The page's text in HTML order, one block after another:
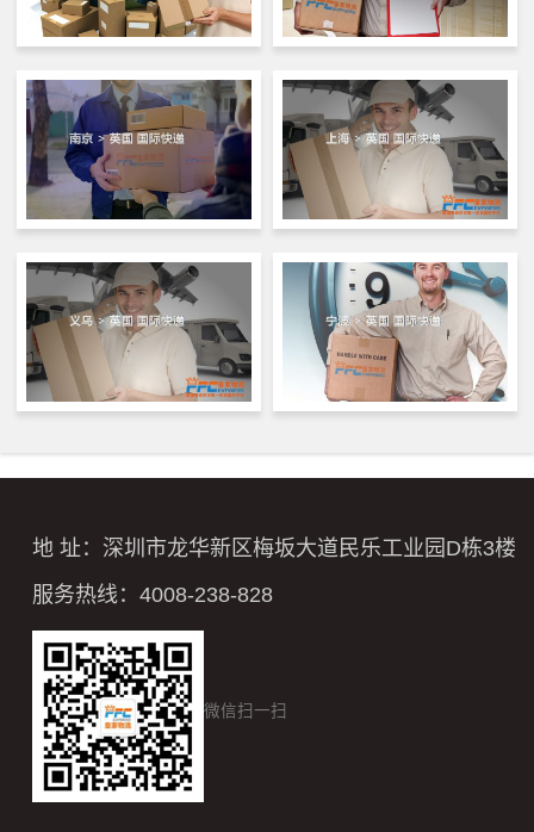
地 址：深圳市龙华新区梅坂大道民乐工业园D栋3楼
服务热线：4008-238-828
微信扫一扫